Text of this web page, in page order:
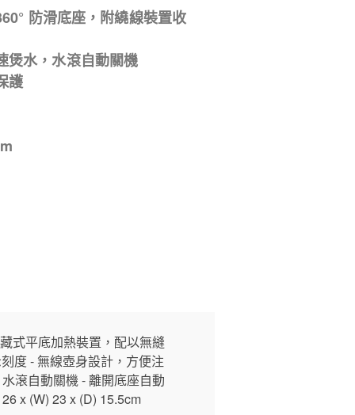
防滑底座，附繞線裝置收
煲水，水滾自動關機
護
式平底加熱裝置，配以無縫
度 - 無線壺身設計，方便注
滾自動關機 - 離開底座自動
x (W) 23 x (D) 15.5cm